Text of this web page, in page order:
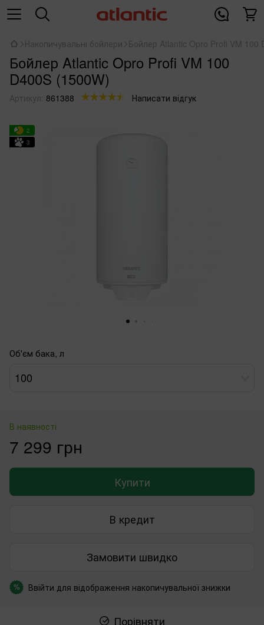
Накопичувальні бойлери Бойлер Atlantic Opro Profi VM 100
Бойлер Atlantic Opro Profi VM 100
D400S (1500W)
Артикул: 861388 Написати відгук
2
3
Об'єм бака, л
100
В наявності
7 299 грн
Купити
В кредит
Замовити швидко
% Ввійти для відображення накопичувальної знижки
Порівняти